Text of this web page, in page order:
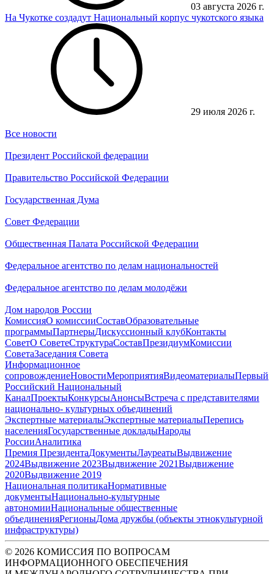
03 августа 2026 г.
На Чукотке создадут Национальный корпус чукотского языка
29 июля 2026 г.
Все новости
Президент Российской федерации
Правительство Российской Федерации
Государственная Дума
Совет Федерации
Общественная Палата Российской Федерации
Федеральное агентство по делам национальностей
Федеральное агентство по делам молодёжи
Дом народов России
КомиссияО комиссииСоставОбразовательные
программыПартнерыДискуссионный клубКонтакты
СоветО СоветеСтруктураСоставПрезидиумКомиссии
СоветаЗаседания Совета
Информационное
сопровождениеНовостиМероприятияВидеоматериалыПервый
Российский Национальный
КаналПроектыКонкурсыАнонсыВстреча с представителями
национально- культурных объединений
Экспертные материалыЭкспертные материалыПерепись
населенияГосударственные докладыНароды
РоссииАналитика
Премия ПрезидентаДокументыЛауреатыВыдвижение
2024Выдвижение 2023Выдвижение 2021Выдвижение
2020Выдвижение 2019
Национальная политикаНормативные
документыНационально-культурные
автономииНациональные общественные
объединенияРегионыДома дружбы (объекты этнокультурной
инфраструктуры)
© 2026 КОМИССИЯ ПО ВОПРОСАМ
ИНФОРМАЦИОННОГО ОБЕСПЕЧЕНИЯ